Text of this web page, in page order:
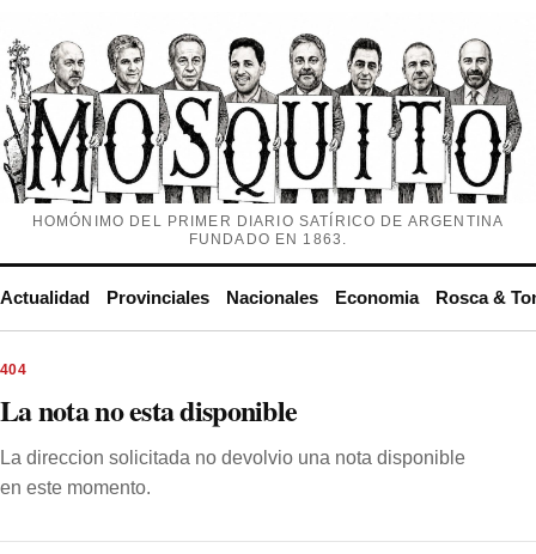
HOMÓNIMO DEL PRIMER DIARIO SATÍRICO DE ARGENTINA
FUNDADO EN 1863.
Actualidad Provinciales Nacionales Economia Rosca &
404
La nota no esta disponible
La direccion solicitada no devolvio una nota disponible
en este momento.